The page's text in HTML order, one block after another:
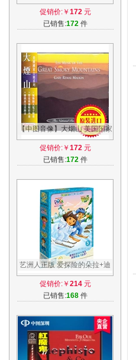
Breakfast Karunesh CD
RM4150
促销价:￥ 172元
已销售:172件
【中图音像】大烟山 美国国家
公园系列real music发烧级进
口-现货
促销价:￥ 172元
已销售:172件
艺洲人正版 爱探险的朵拉+迪
亚哥15DVD 双语早教音像动
画片第三季
促销价:￥ 214元
已销售:168件